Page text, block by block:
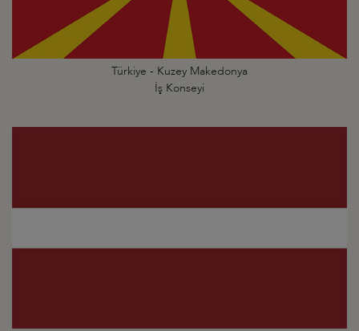
Türkiye - Kuzey Makedonya
İş Konseyi